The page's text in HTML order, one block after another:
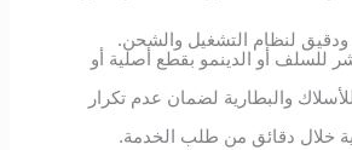
لنظام التشغيل والشحن.
للسلف أو الدينمو بقطع أصلية أو
والبطارية لضمان عدم تكرار
خلال دقائق من طلب الخدمة.